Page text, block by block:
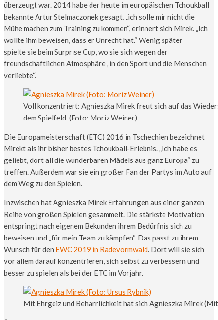
überzeugt war. 2014 habe der heute im europäischen Tchoukball
bekannte Artur Stelmaczonek gesagt, „ich solle mir nicht die
Mühe machen zum Training zu kommen“, erinnert sich Mirek. „Ich
wollte ihm beweisen, dass er Unrecht hat.“ Wenig später
spielte sie beim Surprise Cup, wo sie sich wegen der
freundschaftlichen Atmosphäre „in den Sport und die Menschen
verliebte“.
Voll konzentriert: Agnieszka Mirek freut sich auf das
dem Spielfeld. (Foto: Moriz Weiner)
Die Europameisterschaft (ETC) 2016 in Tschechien bezeichnet
Mirekt als ihr bisher bestes Tchoukball-Erlebnis. „Ich habe es
geliebt, dort all die wunderbaren Mädels aus ganz Europa“ zu
treffen. Außerdem war sie ein großer Fan der Partys im Auto auf
dem Weg zu den Spielen.
Inzwischen hat Agnieszka Mirek Erfahrungen aus einer ganzen
Reihe von großen Spielen gesammelt. Die stärkste Motivation
entspringt nach eigenem Bekunden ihrem Bedürfnis sich zu
beweisen und „für mein Team zu kämpfen“. Das passt zu ihrem
Wunsch für den EWC 2019 in Radevormwald. Dort will sie sich
vor allem darauf konzentrieren, sich selbst zu verbessern und
besser zu spielen als bei der ETC im Vorjahr.
Mit Ehrgeiz und Beharrlichkeit hat sich Agnieszka Mirek